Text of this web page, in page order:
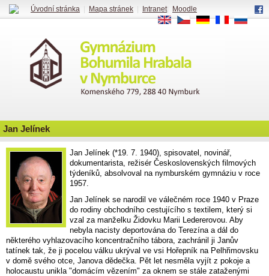
Jan Jelínek
Jan Jelínek (*19. 7. 1940), spisovatel, novinář,
dokumentarista, režisér Československých filmových
týdeníků, absolvoval na nymburském gymnáziu v roce
1957.
Jan Jelínek se narodil ve válečném roce 1940 v Praze
do rodiny obchodního cestujícího s textilem, který si
vzal za manželku Židovku Marii Ledererovou. Aby
nebyla nacisty deportována do Terezína a dál do
některého vyhlazovacího koncentračního tábora, zachránil ji Janův
tatínek tak, že ji pocelou válku ukrýval ve vsi Hořepník na Pelhřimovsku
v domě svého otce, Janova dědečka. Pět let nesměla vyjít z pokoje a
holocaustu unikla "domácím vězením" za oknem se stále zataženými
Úvodní stránka Mapa stránek Intranet|
Moodle
EN
CS DE FR RU